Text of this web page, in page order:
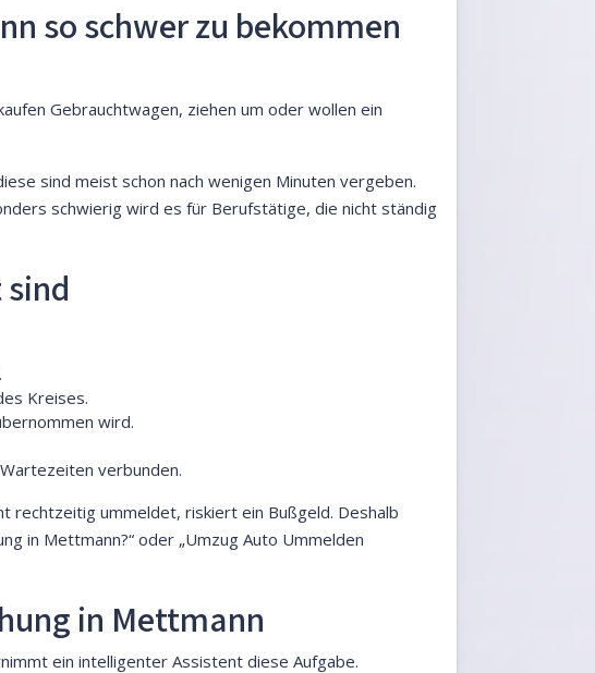
so schwer zu bekommen
Gebrauchtwagen, ziehen um oder wollen ein
sind meist schon nach wenigen Minuten vergeben.
schwierig wird es für Berufstätige, die nicht ständig
Kreises.
wird.
verbunden.
rechtzeitig ummeldet, riskiert ein Bußgeld. Deshalb
in Mettmann?“ oder „Umzug Auto Ummelden
in Mettmann
ein intelligenter Assistent diese Aufgabe.